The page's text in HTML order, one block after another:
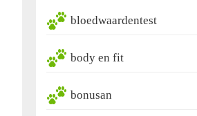
bloedwaardentest
body en fit
bonusan